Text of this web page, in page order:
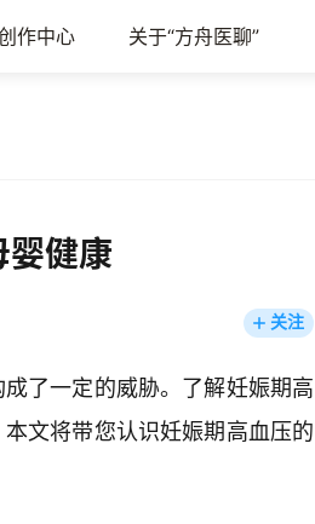
作中心 关于“方舟医聊”
婴健康
关注
了一定的威胁。了解妊娠期高
文将带您认识妊娠期高血压的